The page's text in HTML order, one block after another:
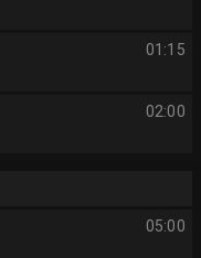
01:15
02:00
05:00